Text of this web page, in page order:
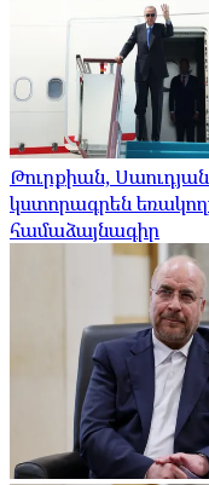
Թուրքիան,
կստորագրեն
համաձայնագիր